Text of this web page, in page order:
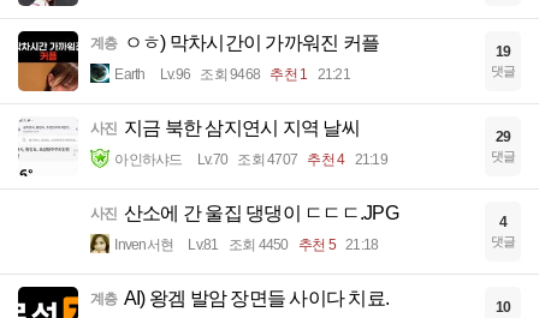
계층 ㅇㅎ) 막차시간이 가까워진 커플
Earth Lv.96 조회 9468 추천 1 21:21
19
댓글
사진 지금 북한 삼지연시 지역 날씨
아인하샤드 Lv.70 조회 4707 추천 4 21:19
29
댓글
사진 산소에 간 울집 댕댕이 ㄷㄷㄷ.JPG
Inven서현 Lv.81 조회 4450 추천 5 21:18
4
댓글
계층 AI) 왕겜 발암 장면들 사이다 치료. 10